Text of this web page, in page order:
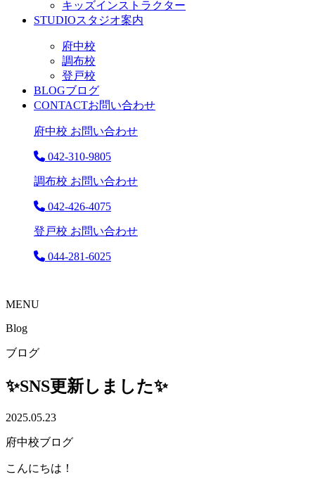
キッズインストラクター
STUDIOスタジオ案内
府中校
調布校
登戸校
BLOGブログ
CONTACTお問い合わせ
府中校 お問い合わせ
042-310-9805
調布校 お問い合わせ
042-426-4075
登戸校 お問い合わせ
044-281-6025
MENU
Blog
ブログ
✨SNS更新しました✨
2025.05.23
府中校ブログ
こんにちは！